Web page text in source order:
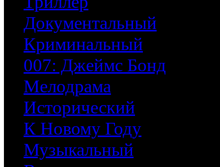
Документальный
Криминальный
007: Джеймс Бонд
Мелодрама
Исторический
К Новому Году
Музыкальный